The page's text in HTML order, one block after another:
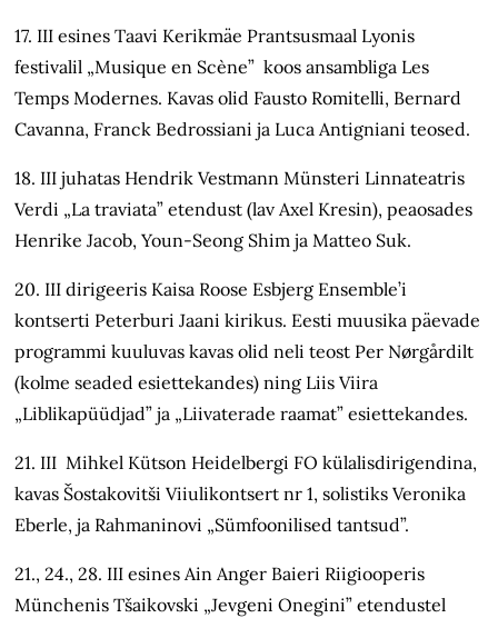
17. III esines Taavi Kerikmäe Prantsusmaal Lyonis
festivalil „Musique en Scène” koos ansambliga Les
Temps Modernes. Kavas olid Fausto Romitelli, Bernard
Cavanna, Franck Bedrossiani ja Luca Antigniani teosed.
18. III juhatas Hendrik Vestmann Münsteri Linnateatris
Verdi „La traviata” etendust (lav Axel Kresin), peaosades
Henrike Jacob, Youn-Seong Shim ja Matteo Suk.
20. III dirigeeris Kaisa Roose Esbjerg Ensemble’i
kontserti Peterburi Jaani kirikus. Eesti muusika päevade
programmi kuuluvas kavas olid neli teost Per Nørgårdilt
(kolme seaded esiettekandes) ning Liis Viira
„Liblikapüüdjad” ja „Liivaterade raamat” esiettekandes.
21. III Mihkel Kütson Heidelbergi FO külalisdirigendina,
kavas Šostakovitši Viiulikontsert nr 1, solistiks Veronika
Eberle, ja Rahmaninovi „Sümfoonilised tantsud”.
21., 24., 28. III esines Ain Anger Baieri Riigiooperis
Münchenis Tšaikovski „Jevgeni Onegini” etendustel